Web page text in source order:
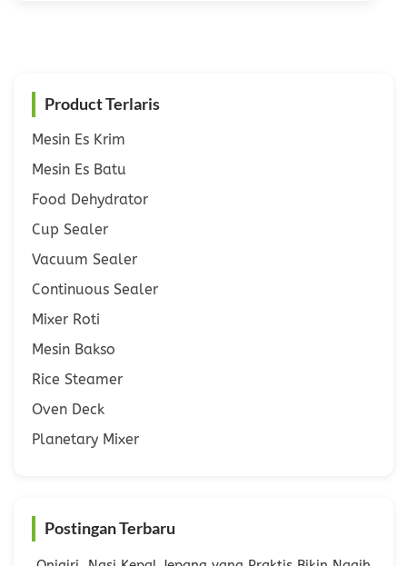
Product Terlaris
Mesin Es Krim
Mesin Es Batu
Food Dehydrator
Cup Sealer
Vacuum Sealer
Continuous Sealer
Mixer Roti
Mesin Bakso
Rice Steamer
Oven Deck
Planetary Mixer
Postingan Terbaru